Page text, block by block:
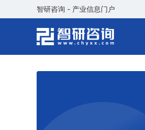
智研咨询 - 产业信息门户